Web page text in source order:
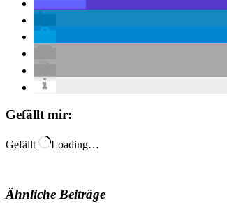
Gefällt mir:
Gefällt Loading…
Ähnliche Beiträge